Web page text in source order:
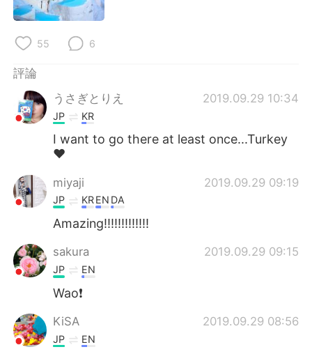
Türkçe
55 6
評論
うさぎとりえ
2019.09.29 10:34
JP KR
I want to go there at least once...Turkey
❤️
miyaji 2019.09.29 09:19
JP KREN DA
Amazing!!!!!!!!!!!!!
sakura 2019.09.29 09:15
JP EN
Wao❗️
KiSA 2019.09.29 08:56
JP EN